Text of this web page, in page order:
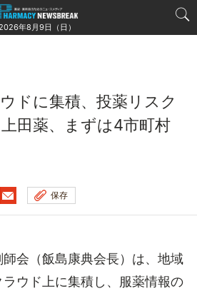
年8月9日（日）
ドに集積、投薬リスク
薬、まずは4市町村
保存
会（飯島康典会長）は、地域
ウド上に集積し、服薬情報の